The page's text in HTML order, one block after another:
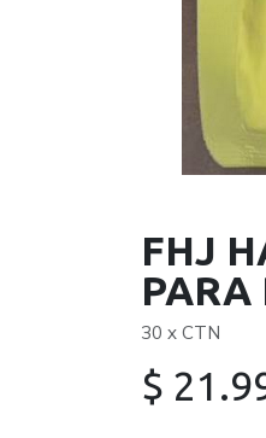
FHJ
PARA
30 x CTN
$